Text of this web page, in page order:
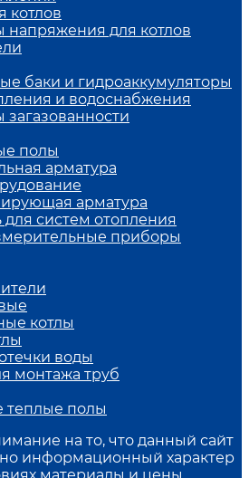
котлов
напряжения для котлов
баки и гидроаккумуляторы
и водоснабжения
загазованности
полы
арматура
арматура
для систем отопления
приборы
котлы
воды
монтажа труб
теплые полы
на то, что данный сайт
информационный характер